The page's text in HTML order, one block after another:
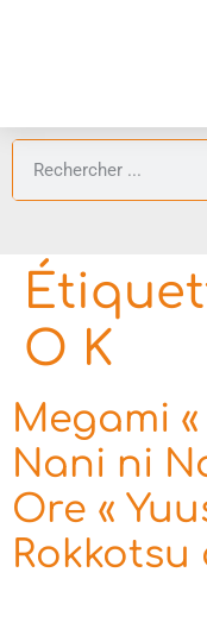
O K
Megami
Nani ni
Ore «
Rokkotsu